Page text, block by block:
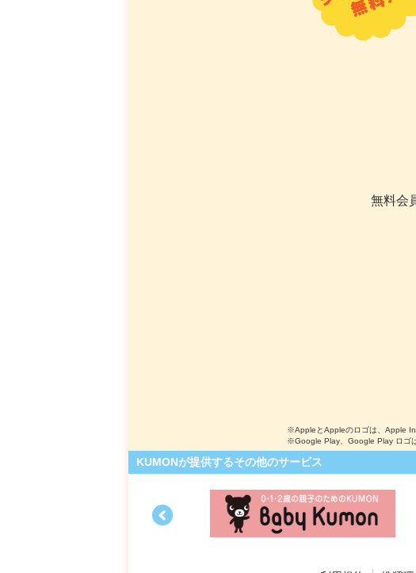
無料会
※AppleとAppleのロゴは、Apple
※Google Play、Google Play ロゴ
KUMONが提供するその他のサービス